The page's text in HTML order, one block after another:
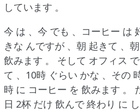
しています 。
今 は 、今 でも 、コーヒー は
きな んですが 、朝 起きて 、
飲みます 。
そして オフィス
て 、10時 ぐらい かな 、その
時 に コーヒー を 飲みます 。
日 2杯 だけ 飲んで 終わり に し